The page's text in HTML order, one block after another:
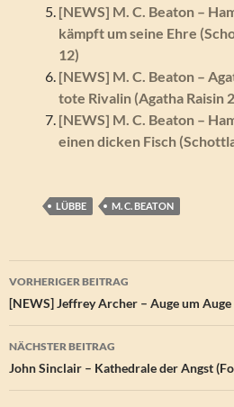
[NEWS] M. C. Beaton –
kämpft um seine Ehre
12)
[NEWS] M. C. Beaton –
tote Rivalin (Agatha Raisin
[NEWS] M. C. Beaton –
einen dicken Fisch
LÜBBE M. C. BEATON
Beitragsnavigation
VORHERIGER BEITRAG
[NEWS] Jeffrey Archer – Auge um
NÄCHSTER BEITRAG
John Sinclair – Kathedrale der Angst